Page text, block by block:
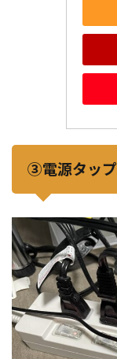
③電源タップ